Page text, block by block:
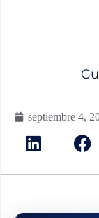
septiembre 4,